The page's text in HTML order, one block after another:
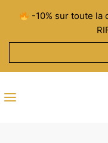
contenu
-10% sur toute la